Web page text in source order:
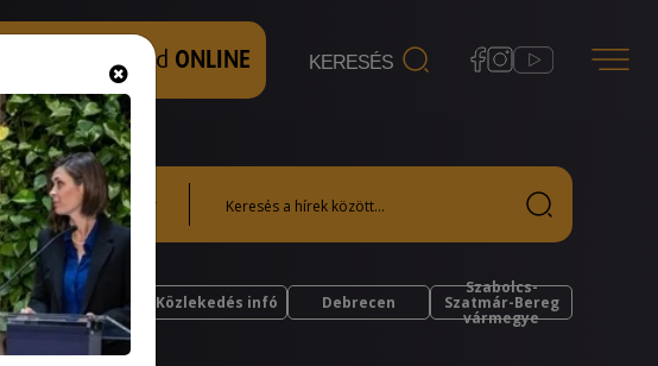
Hallgasd és nézd ONLINE
Külföld Közlekedés infó Debrecen
Szabolcs-
Szatmár-Bereg
vármegye
Időjárás